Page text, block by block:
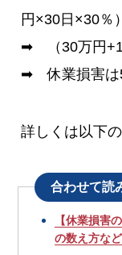
円×30日×30％）
➡ （30万円
➡ 休業損害は
詳しくは以下
合わせて読
【休業損害
の数え方な